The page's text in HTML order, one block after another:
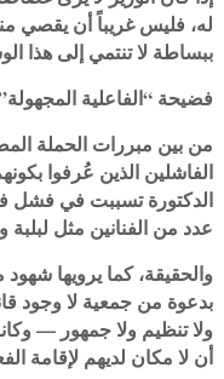
له، فليس غريباً أن يقصي
ببساطة لا تنتمي إلى هذا
فضيحة “الفاعلية
من بين مبررات الحملة
الفاشلين الذين عُرفوا
الدكتورة تسببت في فشل
عدد من الفنانين مثل
والحقيقة، كما يرويها
بدعوة من جمعية لا وجود
ولا تنظيم ولا جمهور —
أن لا مكان لديهم لإقامة